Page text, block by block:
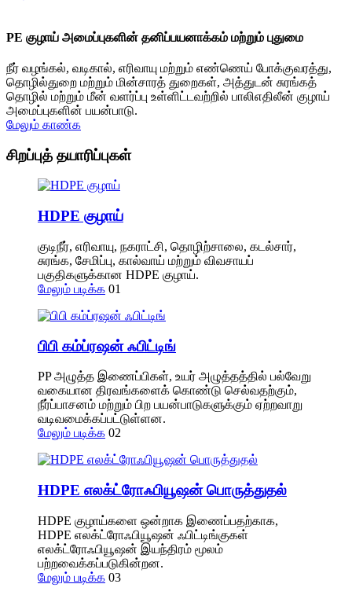
PE குழாய் அமைப்புகளின் தனிப்பயனாக்கம் மற்றும் புதுமை
நீர் வழங்கல், வடிகால், எரிவாயு மற்றும் எண்ணெய் போக்குவரத்து,
தொழில்துறை மற்றும் மின்சாரத் துறைகள், அத்துடன் சுரங்கத்
தொழில் மற்றும் மீன் வளர்ப்பு உள்ளிட்டவற்றில் பாலிஎதிலீன் குழாய்
அமைப்புகளின் பயன்பாடு.
மேலும் காண்க
சிறப்புத் தயாரிப்புகள்
HDPE குழாய்
குடிநீர், எரிவாயு, நகராட்சி, தொழிற்சாலை, கடல்சார்,
சுரங்க, சேமிப்பு, கால்வாய் மற்றும் விவசாயப்
பகுதிகளுக்கான HDPE குழாய்.
மேலும் படிக்க 01
பிபி கம்ப்ரஷன் ஃபிட்டிங்
PP அழுத்த இணைப்பிகள், உயர் அழுத்தத்தில் பல்வேறு
வகையான திரவங்களைக் கொண்டு செல்வதற்கும்,
நீர்ப்பாசனம் மற்றும் பிற பயன்பாடுகளுக்கும் ஏற்றவாறு
வடிவமைக்கப்பட்டுள்ளன.
மேலும் படிக்க 02
HDPE எலக்ட்ரோஃபியூஷன் பொருத்துதல்
HDPE குழாய்களை ஒன்றாக இணைப்பதற்காக,
HDPE எலக்ட்ரோஃபியூஷன் ஃபிட்டிங்குகள்
எலக்ட்ரோஃபியூஷன் இயந்திரம் மூலம்
பற்றவைக்கப்படுகின்றன.
மேலும் படிக்க 03